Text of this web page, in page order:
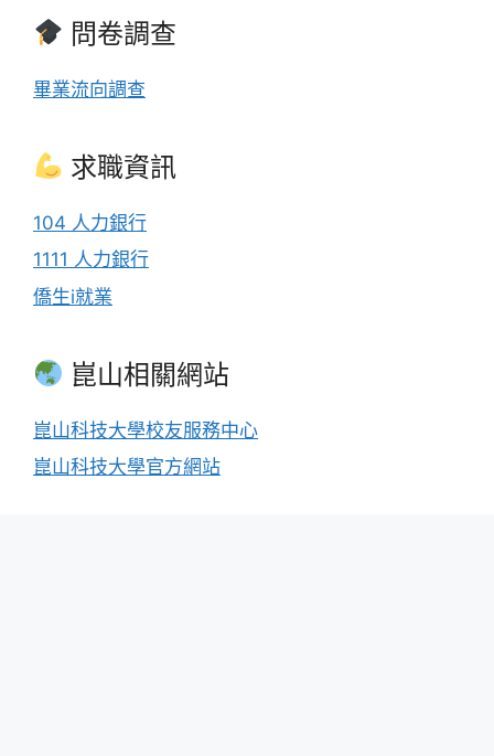
問卷調查
畢業流向調查
求職資訊
104 人力銀行
1111 人力銀行
僑生i就業
崑山相關網站
崑山科技大學校友服務中心
崑山科技大學官方網站